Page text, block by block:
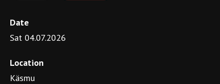
Date
Sat 04.07.2026
Location
Käsmu